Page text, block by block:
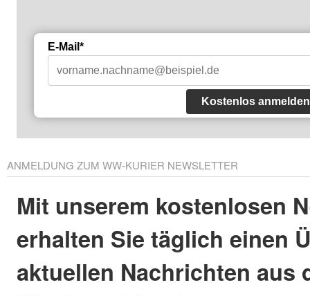
E-Mail*
Kostenlos anmelden
ANMELDUNG ZUM WW-KURIER NEWSLETTER
Mit unserem kostenlosen
erhalten Sie täglich einen
aktuellen Nachrichten aus